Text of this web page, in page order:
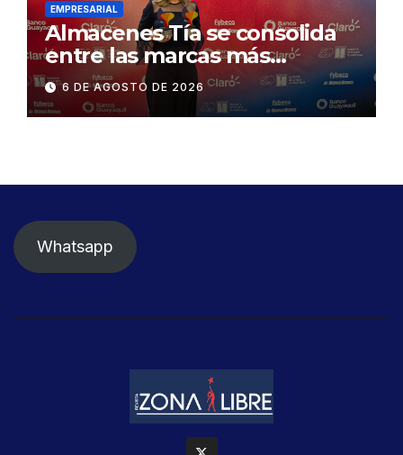
EMPRESARIAL
Almacenes Tía se consolida
entre las marcas más
influyentes del Ecuador
6 DE AGOSTO DE 2026
Whatsapp